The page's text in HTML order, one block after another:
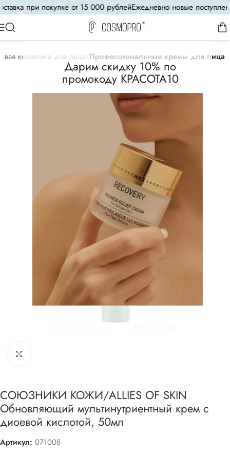
Дарим скидку 10% по
промокоду КРАСОТА10
при покупке от 15 000 рублейЕжедневно новые поступления
косметика для лица Профессиональные кремы для лица
СОЮЗНИКИ КОЖИ/ALLIES OF SKIN
Обновляющий мультинутриентный крем с
диоевой кислотой, 50мл
Артикул: 071008